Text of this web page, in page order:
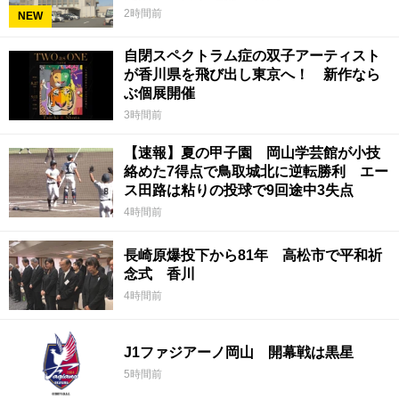
NEW 2時間前
自閉スペクトラム症の双子アーティスト
が香川県を飛び出し東京へ！ 新作なら
ぶ個展開催
3時間前
【速報】夏の甲子園 岡山学芸館が小技
絡めた7得点で鳥取城北に逆転勝利 エー
ス田路は粘りの投球で9回途中3失点
4時間前
長崎原爆投下から81年 高松市で平和祈
念式 香川
4時間前
J1ファジアーノ岡山 開幕戦は黒星
5時間前